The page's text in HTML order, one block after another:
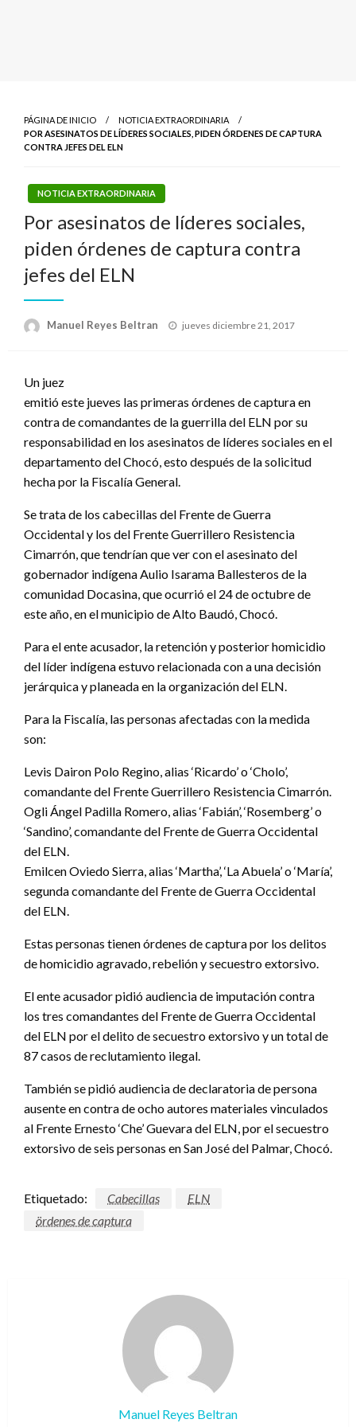
PÁGINA DE INICIO
NOTICIA EXTRAORDINARIA
POR ASESINATOS DE LÍDERES SOCIALES, PIDEN ÓRDENES DE CAPTURA
CONTRA JEFES DEL ELN
NOTICIA EXTRAORDINARIA
Por asesinatos de líderes sociales,
piden órdenes de captura contra
jefes del ELN
Manuel Reyes Beltran
Publicado
jueves diciembre 21, 2017
Un juez
emitió este jueves las primeras órdenes de captura en
contra de comandantes de la guerrilla del ELN por su
responsabilidad en los asesinatos de líderes sociales en el
departamento del Chocó, esto después de la solicitud
hecha por la Fiscalía General.
Se trata de los cabecillas del Frente de Guerra
Occidental y los del Frente Guerrillero Resistencia
Cimarrón, que tendrían que ver con el asesinato del
gobernador indígena Aulio Isarama Ballesteros de la
comunidad Docasina, que ocurrió el 24 de octubre de
este año, en el municipio de Alto Baudó, Chocó.
Para el ente acusador, la retención y posterior homicidio
del líder indígena estuvo relacionada con a una decisión
jerárquica y planeada en la organización del ELN.
Para la Fiscalía, las personas afectadas con la medida
son:
Levis Dairon Polo Regino, alias ‘Ricardo’ o ‘Cholo’,
comandante del Frente Guerrillero Resistencia Cimarrón.
Ogli Ángel Padilla Romero, alias ‘Fabián’, ‘Rosemberg’ o
‘Sandino’, comandante del Frente de Guerra Occidental
del ELN.
Emilcen Oviedo Sierra, alias ‘Martha’, ‘La Abuela’ o ‘María’,
segunda comandante del Frente de Guerra Occidental
del ELN.
Estas personas tienen órdenes de captura por los delitos
de homicidio agravado, rebelión y secuestro extorsivo.
El ente acusador pidió audiencia de imputación contra
los tres comandantes del Frente de Guerra Occidental
del ELN por el delito de secuestro extorsivo y un total de
87 casos de reclutamiento ilegal.
También se pidió audiencia de declaratoria de persona
ausente en contra de ocho autores materiales vinculados
al Frente Ernesto ‘Che’ Guevara del ELN, por el secuestro
extorsivo de seis personas en San José del Palmar, Chocó.
Etiquetado: Cabecillas
ELN
ördenes de captura
Manuel Reyes Beltran